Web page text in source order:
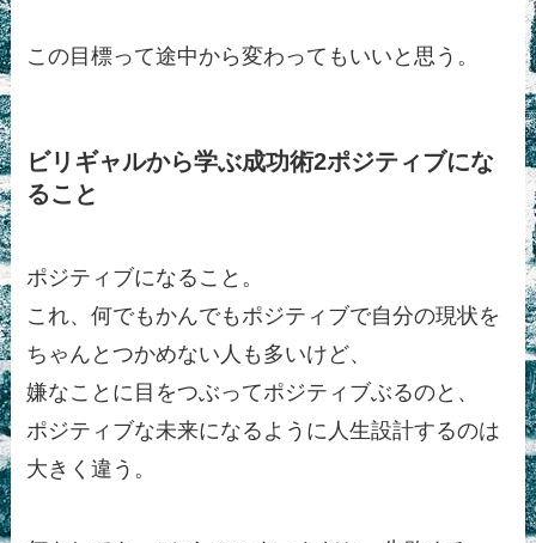
この目標って途中から変わってもいいと思う。
ビリギャルから学ぶ成功術2ポジティブにな
ること
ポジティブになること。
これ、何でもかんでもポジティブで自分の現状を
ちゃんとつかめない人も多いけど、
嫌なことに目をつぶってポジティブぶるのと、
ポジティブな未来になるように人生設計するのは
大きく違う。